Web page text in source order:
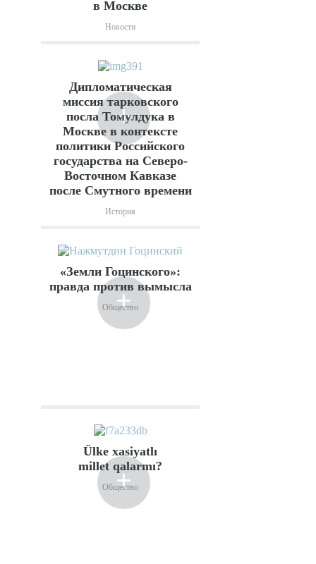
в Москве
Новости
+
Дипломатическая
миссия тарковского
посла Томулдука в
Москве в контексте
политики Российского
государства на Северо-
Восточном Кавказе
после Смутного времени
История
+
«Земли Гоцинского»:
правда против вымысла
Общество
+
Ülke xasiyatlı
millet qalarmı?
Общество